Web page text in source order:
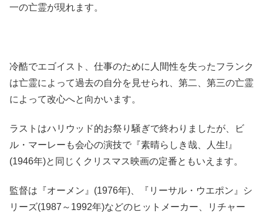
一の亡霊が現れます。
冷酷でエゴイスト、仕事のために人間性を失ったフランク
は亡霊によって過去の自分を見せられ、第二、第三の亡霊
によって改心へと向かいます。
ラストはハリウッド的お祭り騒ぎで終わりましたが、ビ
ル・マーレーも会心の演技で『素晴らしき哉、人生!』
(1946年)と同じくクリスマス映画の定番ともいえます。
監督は『オーメン』(1976年)、『リーサル・ウエポン』シ
リーズ(1987～1992年)などのヒットメーカー、リチャー